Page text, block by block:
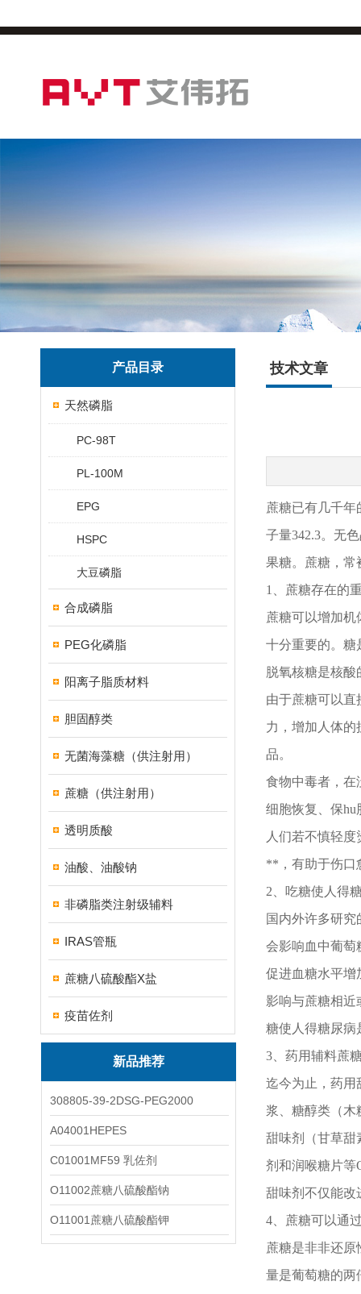
产品目录
天然磷脂
PC-98T
PL-100M
EPG
HSPC
大豆磷脂
合成磷脂
PEG化磷脂
阳离子脂质材料
胆固醇类
无菌海藻糖（供注射用）
蔗糖（供注射用）
透明质酸
油酸、油酸钠
非磷脂类注射级辅料
IRAS管瓶
蔗糖八硫酸酯X盐
疫苗佐剂
新品推荐
308805-39-2DSG-PEG2000
A04001HEPES
C01001MF59 乳佐剂
O11002蔗糖八硫酸酯钠
O11001蔗糖八硫酸酯钾
技术文章
蔗糖已有几千
子量342.3。无
果糖。蔗糖，
1、蔗糖存在的
蔗糖可以增加机
十分重要的。糖
脱氧核糖是核酸
由于蔗糖可以
力，增加人体
品。
食物中毒者，
细胞恢复、保hu
人们若不慎轻
**，有助于伤口
2、吃糖使人得
国内外许多研
会影响血中葡萄
促进血糖水平增
影响与蔗糖相近
糖使人得糖尿病
3、药用辅料蔗
迄今为止，药用
浆、糖醇类（
甜味剂（甘草甜
剂和润喉糖片等
甜味剂不仅能改
4、蔗糖可以通
蔗糖是非非还
量是葡萄糖的两